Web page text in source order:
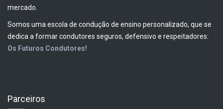
mercado.
Somos uma escola de condução de ensino personalizado, que se
dedica a formar condutores seguros, defensivo e respeitadores:
Os Futuros Condutores!
Parceiros